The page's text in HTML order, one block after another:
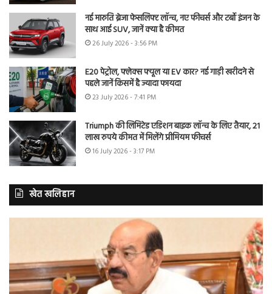
नई मारुति ब्रेजा फेसलिफ्ट लॉन्च, नए फीचर्स और टर्बो इंजन के
साथ आई SUV, जानें क्या है कीमत
26 July 2026 - 3:56 PM
E20 पेट्रोल, फ्लेक्स फ्यूल या EV कार? नई गाड़ी खरीदने से
पहले जानें किसमें है ज्यादा फायदा
23 July 2026 - 7:41 PM
Triumph की लिमिटेड एडिशन बाइक लॉन्च के लिए तैयार, 21
लाख रुपये कीमत में मिलेंगे प्रीमियम फीचर्स
16 July 2026 - 3:17 PM
खेत खलिहान